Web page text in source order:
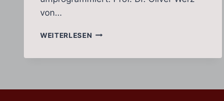
von…
WEITERLESEN WEIHRAUCH